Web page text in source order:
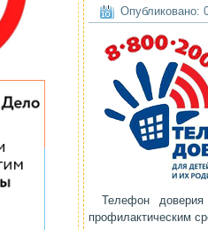
Опубликовано:
Телефон доверия
профилактическим